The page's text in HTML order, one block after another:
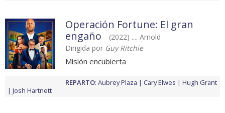
Operación Fortune: El gran
engaño
(2022) .... Arnold
Dirigida por Guy Ritchie
Misión encubierta
REPARTO: Aubrey Plaza Cary Elwes
Hugh Grant
Josh Hartnett